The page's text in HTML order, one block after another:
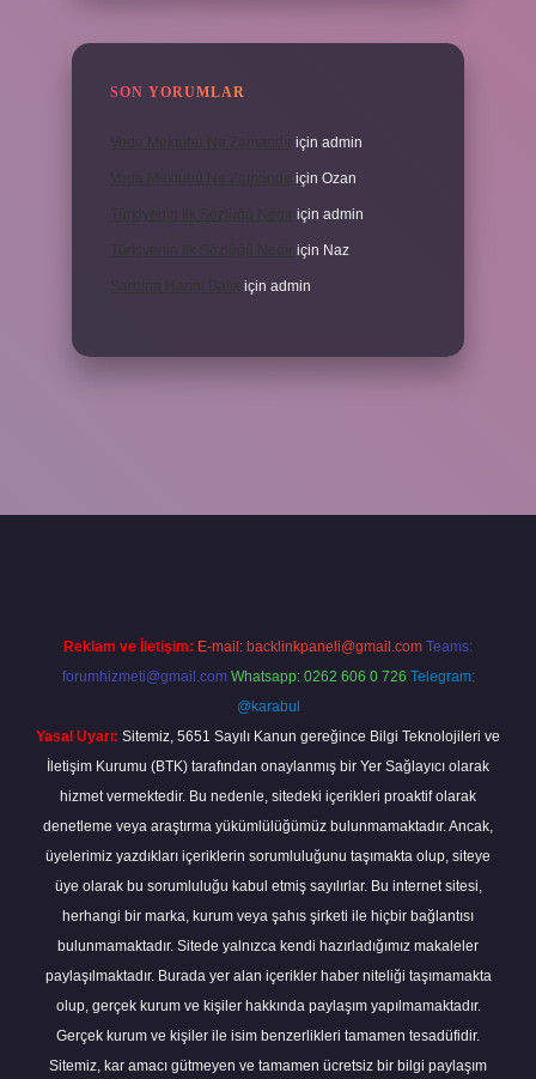
SON YORUMLAR
için admin
için Ozan
için admin
için Naz
için admin
Reklam ve İletişim: E-mail: backlinkpaneli@gmail.com Teams:
forumhizmeti@gmail.com Whatsapp: 0262 606 0 726 Telegram:
@karabul
Yasal Uyarı: Sitemiz, 5651 Sayılı Kanun gereğince Bilgi Teknolojileri ve
İletişim Kurumu (BTK) tarafından onaylanmış bir Yer Sağlayıcı olarak
hizmet vermektedir. Bu nedenle, sitedeki içerikleri proaktif olarak
denetleme veya araştırma yükümlülüğümüz bulunmamaktadır. Ancak,
üyelerimiz yazdıkları içeriklerin sorumluluğunu taşımakta olup, siteye
üye olarak bu sorumluluğu kabul etmiş sayılırlar. Bu internet sitesi,
herhangi bir marka, kurum veya şahıs şirketi ile hiçbir bağlantısı
bulunmamaktadır. Sitede yalnızca kendi hazırladığımız makaleler
paylaşılmaktadır. Burada yer alan içerikler haber niteliği taşımamakta
olup, gerçek kurum ve kişiler hakkında paylaşım yapılmamaktadır.
Gerçek kurum ve kişiler ile isim benzerlikleri tamamen tesadüfidir.
Sitemiz, kar amacı gütmeyen ve tamamen ücretsiz bir bilgi paylaşım